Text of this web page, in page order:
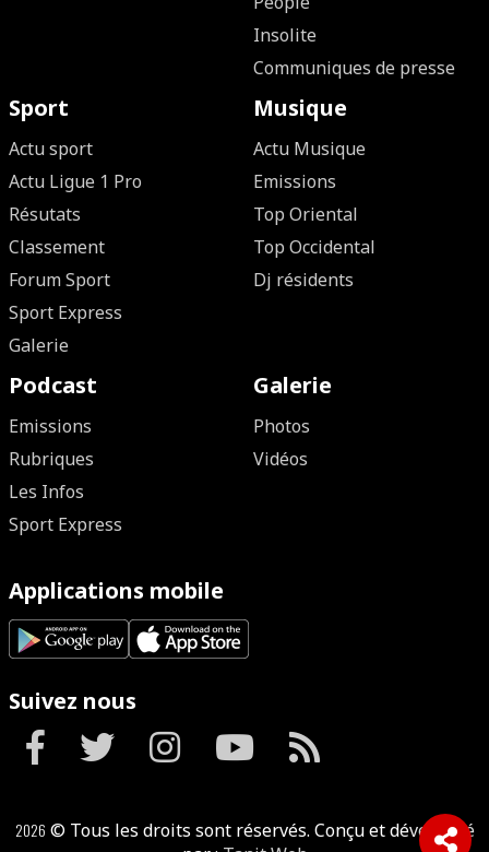
Insolite
Communiques de presse
Sport
Actu sport
Actu Ligue 1 Pro
Résutats
Classement
Forum Sport
Sport Express
Galerie
Musique
Actu Musique
Emissions
Top Oriental
Top Occidental
Dj résidents
Podcast
Emissions
Rubriques
Les Infos
Sport Express
Galerie
Photos
Vidéos
Applications mobile
Suivez nous
2026 © Tous les droits sont réservés. Conçu et développé